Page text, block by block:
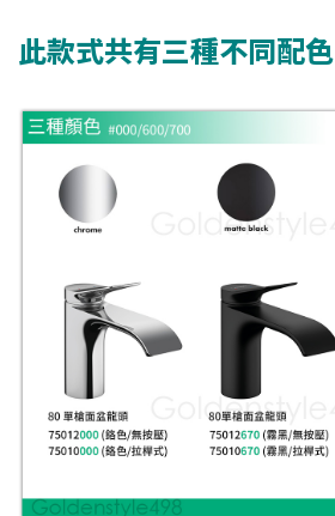
此款式共有三種不同配色